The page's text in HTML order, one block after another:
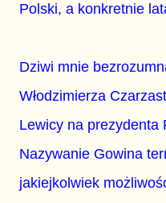
Polski, a konkretnie
Dziwi mnie
Włodzimierza
Lewicy na prezydenta
Nazywanie Gowina
jakiejkolwiek